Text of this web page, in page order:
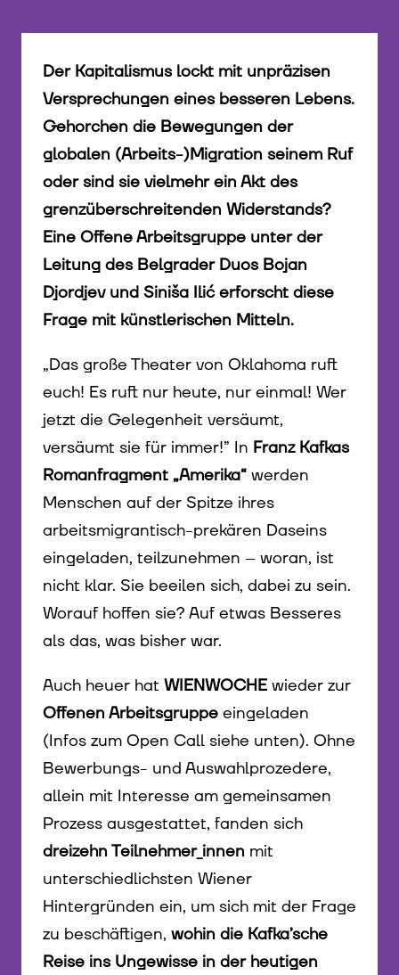
Der Kapitalismus lockt mit unpräzisen
Versprechungen eines besseren Lebens.
Gehorchen die Bewegungen der
globalen (Arbeits-)Migration seinem Ruf
oder sind sie vielmehr ein Akt des
grenzüberschreitenden Widerstands?
Eine Offene Arbeitsgruppe unter der
Leitung des Belgrader Duos Bojan
Djordjev und Siniša Ilić erforscht diese
Frage mit künstlerischen Mitteln.
„Das große Theater von Oklahoma ruft
euch! Es ruft nur heute, nur einmal! Wer
jetzt die Gelegenheit versäumt,
versäumt sie für immer!” In Franz Kafkas
Romanfragment „Amerika“ werden
Menschen auf der Spitze ihres
arbeitsmigrantisch-prekären Daseins
eingeladen, teilzunehmen – woran, ist
nicht klar. Sie beeilen sich, dabei zu sein.
Worauf hoffen sie? Auf etwas Besseres
als das, was bisher war.
Auch heuer hat WIENWOCHE wieder zur
Offenen Arbeitsgruppe eingeladen
(Infos zum Open Call siehe unten). Ohne
Bewerbungs- und Auswahlprozedere,
allein mit Interesse am gemeinsamen
Prozess ausgestattet, fanden sich
dreizehn Teilnehmer_innen mit
unterschiedlichsten Wiener
Hintergründen ein, um sich mit der Frage
zu beschäftigen, wohin die Kafka’sche
Reise ins Ungewisse in der heutigen